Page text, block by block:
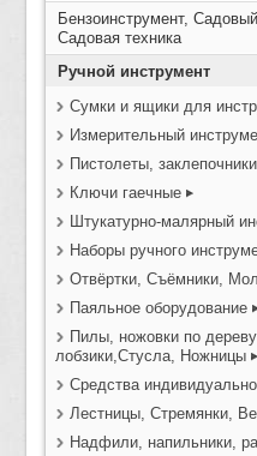
Бензоинструмент,
Садовая техника
Ручной инструмент
Сумки и ящики для
Измерительный
Пистолеты, заклепочники
Ключи гаечные
Штукатурно-малярный
Наборы ручного
Отвёртки, Съёмники,
Паяльное оборудование
Пилы, ножовки по
лобзики,Стусла, Ножницы
Средства
Лестницы, Стремянки,
Надфили, напильники,